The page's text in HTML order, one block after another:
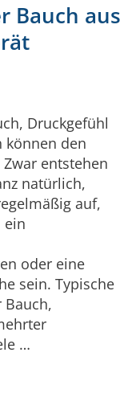
Bauch aus
Druckgefühl
können den
entstehen
natürlich,
auf,
ein
oder eine
sein. Typische
…